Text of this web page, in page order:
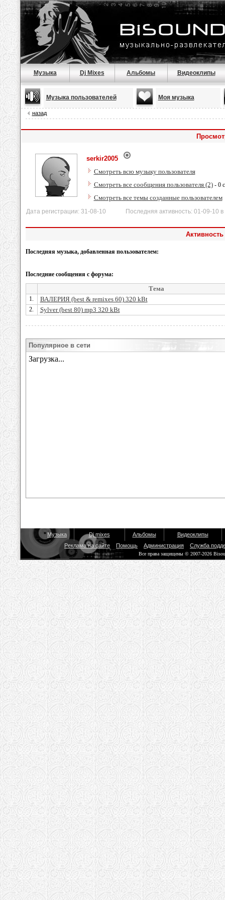
Музыка Dj Mixes Альбомы Видеоклипы
Музыка пользователей Моя музыка
назад
serkir2005
Смотреть всю музыку пользователя
Смотреть все сообщения пользователя (2)- 0
Смотреть все темы созданные пользователем
Дата регистрации: 31-08-10 Последняя активность: 01-09-10 в
Последняя музыка, добавленная пользователем:
Последние сообщения с форума:
Тема
1. ВАЛЕРИЯ (best & remixes 60) 320 kBt
2. Sylver (best 80) mp3 320 kBt
Популярное в сети
Музыка Dj mixes Альбомы
Видеоклипы
Реклама на сайте
Помощь Администрация Служба
Все права защищены © 2007-2026